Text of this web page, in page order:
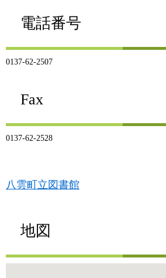
電話番号
0137-62-2507
Fax
0137-62-2528
八雲町立図書館
地図